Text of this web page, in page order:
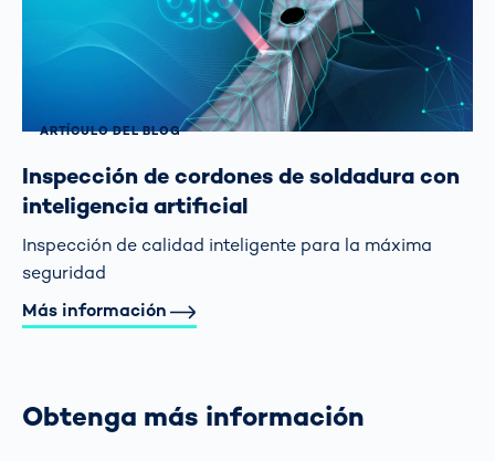
ARTÍCULO DEL BLOG
Inspección de cordones de soldadura con
inteligencia artificial
Inspección de calidad inteligente para la máxima
seguridad
Más información
Obtenga más información